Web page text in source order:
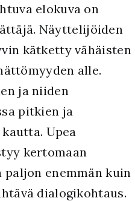
elokuva on
Näyttelijöiden
kätketty vähäisten
alle.
ja niiden
pitkien ja
Upea
kertomaan
enemmän kuin
dialogikohtaus.